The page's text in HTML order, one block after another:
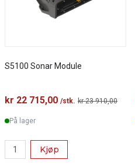
S5100 Sonar Module
kr 22 715,00 /stk. kr 23 910,00
På lager
Kjøp